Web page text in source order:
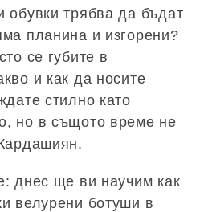
обувки трябва да бъдат
планина и изгорени?
се губите в
и как да носите
стилно като
но в същото време не
днес ще ви научим как
велурени ботуши в